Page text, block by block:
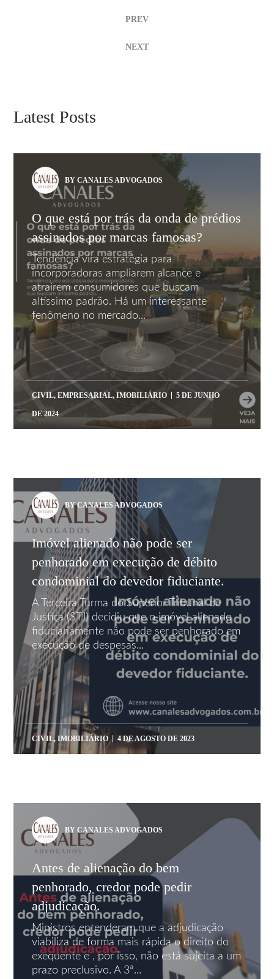
PREV
NEXT
Latest Posts
BY CANALES ADVOGADOS
O que está por trás da onda de prédios
assinados por marcas famosas?
Tendência vira estratégia para
incorporadoras ampliarem alcance e
atraírem consumidores que buscam
altíssimo padrão. Há um interessante
fenômeno no mercado...
CIVIL,EMPRESARIAL,IMOBILIÁRIO 5 DE JUNHO
DE 2024
BY CANALES ADVOGADOS
Imóvel alienado não pode ser
penhorado em execução de débito
condominial do devedor fiduciante.
A Terceira Turma do Superior Tribunal de
Justiça (STJ) decidiu que o imóvel alienado
fiduciariamente não pode ser penhorado em
execução de despesas...
CIVIL,IMOBILIÁRIO 4 DE AGOSTO DE 2023
BY CANALES ADVOGADOS
Antes de alienação do bem
penhorado, credor pode pedir
adjudicação.
Ministros entenderam que a adjudicação
viabiliza de forma mais rápida o direito do
exequente e , por isso, não está sujeita a um
prazo preclusivo. A 3ª...